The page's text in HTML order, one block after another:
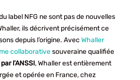
label NFG ne sont pas de nouvelles
ils décrivent précisément ce
depuis l’origine. Avec Whaller
collaborativesouveraine qualifiée
l’ANSSI, Whaller est entièrement
et opérée en France, chez